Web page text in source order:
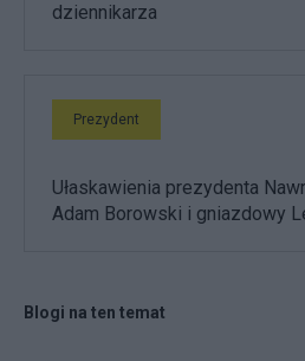
dziennikarza
Prezydent
Ułaskawienia prezydenta
Adam Borowski i gniazdowy
Blogi na ten temat